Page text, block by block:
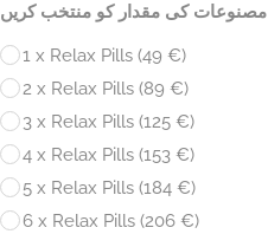
مصنوعات کی مقدار کو منتخب کریں
1 x Relax Pills (49 €)
2 x Relax Pills (89 €)
3 x Relax Pills (125 €)
4 x Relax Pills (153 €)
5 x Relax Pills (184 €)
6 x Relax Pills (206 €)